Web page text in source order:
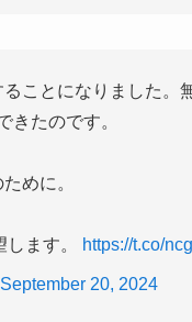
ことになりました。
きたのです。
めに。
ます。 https://t.co/
September 20, 2024